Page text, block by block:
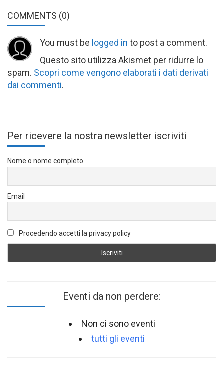
COMMENTS (0)
You must be logged in to post a comment.
Questo sito utilizza Akismet per ridurre lo
spam. Scopri come vengono elaborati i dati derivati
dai commenti.
Per ricevere la nostra newsletter iscriviti
Nome o nome completo
Email
Procedendo accetti la privacy policy
Eventi da non perdere:
Non ci sono eventi
tutti gli eventi